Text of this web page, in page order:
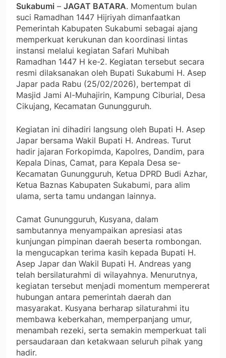
Sukabumi – JAGAT BATARA. Momentum bulan
suci Ramadhan 1447 Hijriyah dimanfaatkan
Pemerintah Kabupaten Sukabumi sebagai ajang
memperkuat kerukunan dan koordinasi lintas
instansi melalui kegiatan Safari Muhibah
Ramadhan 1447 H ke-2. Kegiatan tersebut secara
resmi dilaksanakan oleh Bupati Sukabumi H. Asep
Japar pada Rabu (25/02/2026), bertempat di
Masjid Jami Al-Muhajirin, Kampung Ciburial, Desa
Cikujang, Kecamatan Gunungguruh.
Kegiatan ini dihadiri langsung oleh Bupati H. Asep
Japar bersama Wakil Bupati H. Andreas. Turut
hadir jajaran Forkopimda, Kapolres, Dandim, para
Kepala Dinas, Camat, para Kepala Desa se-
Kecamatan Gunungguruh, Ketua DPRD Budi Azhar,
Ketua Baznas Kabupaten Sukabumi, para alim
ulama, serta tamu undangan lainnya.
Camat Gunungguruh, Kusyana, dalam
sambutannya menyampaikan apresiasi atas
kunjungan pimpinan daerah beserta rombongan.
Ia mengucapkan terima kasih kepada Bupati H.
Asep Japar dan Wakil Bupati H. Andreas yang
telah bersilaturahmi di wilayahnya. Menurutnya,
kegiatan tersebut menjadi momentum mempererat
hubungan antara pemerintah daerah dan
masyarakat. Kusyana berharap silaturahmi itu
membawa keberkahan, memperpanjang umur,
menambah rezeki, serta semakin memperkuat tali
persaudaraan dan ketakwaan seluruh pihak yang
hadir.